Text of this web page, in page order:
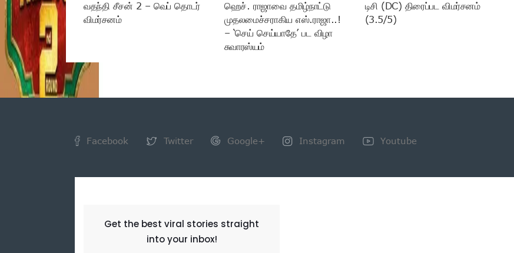
வதந்தி சீசன் 2 – வெப் தொடர்
விமர்சனம்
ஹெச். ராஜாவை தமிழ்நாட்டு
முதலமைச்சராகிய எஸ்.ராஜா..!
– ‘செய் செய்யாதே’ பட விழா
சுவாரஸ்யம்
டிசி (DC) திரைப்பட விமர்சனம்
(3.5/5)
Facebook Twitter Google+ Instagram Youtube
Get the best viral stories straight
into your inbox!